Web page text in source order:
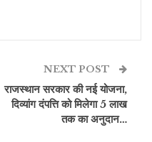
NEXT POST
राजस्थान सरकार की नई योजना,
दिव्यांग दंपत्ति को मिलेगा 5 लाख
तक का अनुदान…